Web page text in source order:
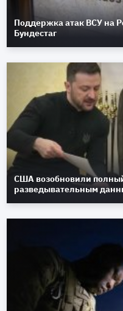
Поддержка атак ВСУ на
Бундестаг
США возобновили
разведывательным